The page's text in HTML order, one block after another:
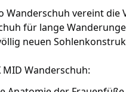
Wanderschuh vereint
für lange
neuen
MID Wanderschuh: